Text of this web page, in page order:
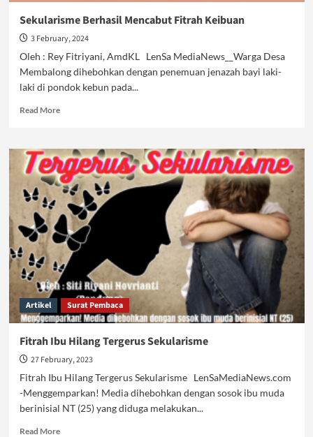
Sekularisme Berhasil Mencabut Fitrah Keibuan
3 February, 2024
Oleh : Rey Fitriyani, AmdKL LenSa MediaNews__Warga Desa
Membalong dihebohkan dengan penemuan jenazah bayi laki-
laki di pondok kebun pada...
Read MoreRead
Sekularisme
Berhasil
Mencabut
Fitrah
Keibuan
Artikel Surat Pembaca
Fitrah Ibu Hilang Tergerus Sekularisme
27 February, 2023
Fitrah Ibu Hilang Tergerus Sekularisme LenSaMediaNews.com
-Menggemparkan! Media dihebohkan dengan sosok ibu muda
berinisial NT (25) yang diduga melakukan...
Read MoreRead